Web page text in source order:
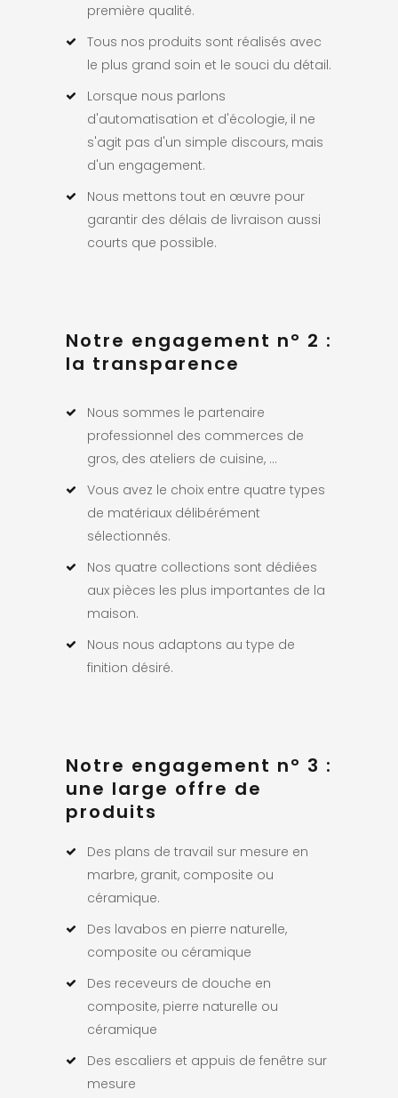
première qualité.
Tous nos produits sont réalisés avec
le plus grand soin et le souci du détail.
Lorsque nous parlons
d'automatisation et d'écologie, il ne
s'agit pas d'un simple discours, mais
d'un engagement.
Nous mettons tout en œuvre pour
garantir des délais de livraison aussi
courts que possible.
Notre engagement n° 2 :
la transparence
Nous sommes le partenaire
professionnel des commerces de
gros, des ateliers de cuisine, ...
Vous avez le choix entre quatre types
de matériaux délibérément
sélectionnés.
Nos quatre collections sont dédiées
aux pièces les plus importantes de la
maison.
Nous nous adaptons au type de
finition désiré.
Notre engagement n° 3 :
une large offre de
produits
Des plans de travail sur mesure en
marbre, granit, composite ou
céramique.
Des lavabos en pierre naturelle,
composite ou céramique
Des receveurs de douche en
composite, pierre naturelle ou
céramique
Des escaliers et appuis de fenêtre sur
mesure